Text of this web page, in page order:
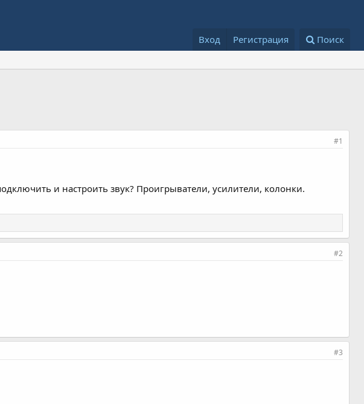
Вход Регистрация Поиск
#1
и настроить звук? Проигрыватели, усилители, колонки.
#2
#3